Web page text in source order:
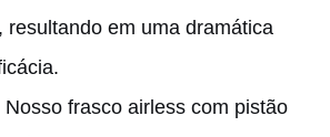
resultando em uma dramática
Nosso frasco airless com pistão